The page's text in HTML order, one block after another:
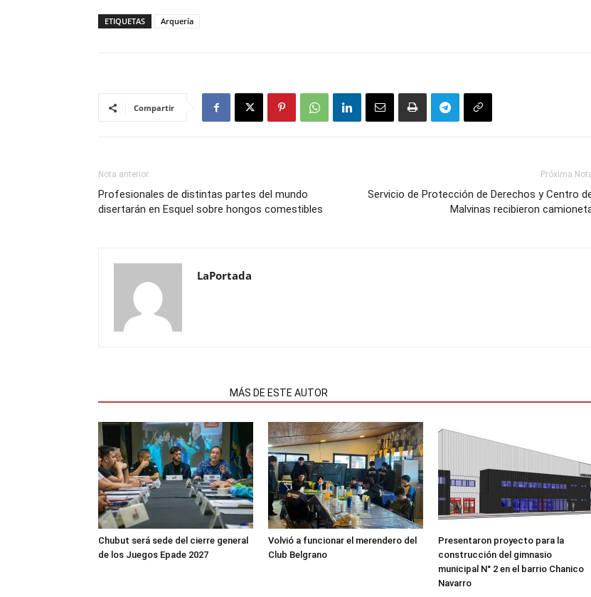
ETIQUETAS Arquería
Compartir
Nota anterior
Profesionales de distintas partes del mundo
disertarán en Esquel sobre hongos comestibles
Próxima
Servicio de Protección de Derechos y Centro
Malvinas recibieron
LaPortada
MÁS DE ESTE AUTOR
Chubut será sede del cierre general
de los Juegos Epade 2027
Volvió a funcionar el merendero del
Club Belgrano
Presentaron proyecto para la
construcción del gimnasio
municipal N° 2 en el barrio Chanico
Navarro